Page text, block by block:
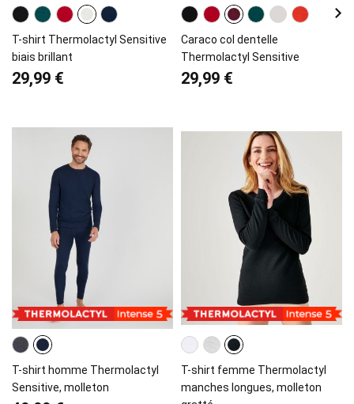
T-shirt Thermolactyl Sensitive
biais brillant
29,99 €
Caraco col dentelle
Thermolactyl Sensitive
29,99 €
T-shirt homme Thermolactyl
Sensitive, molleton
T-shirt femme Thermolactyl
manches longues, molleton